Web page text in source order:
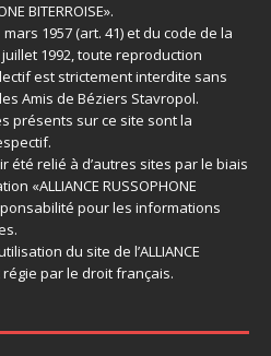
BITERROISE».
1957 (art. 41) et du code de la
1992, toute reproduction
est strictement interdite sans
Amis de Béziers Stavropol.
présents sur ce site sont la
été relié à d’autres sites par le biais
«ALLIANCE RUSSOPHONE
pour les informations
du site de l’ALLIANCE
régie par le droit français.